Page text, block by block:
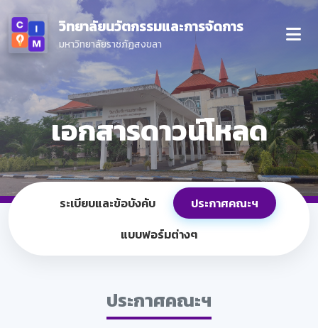
วิทยาลัยนวัตกรรมและการจัดการ
มหาวิทยาลัยราชภัฏสงขลา
เอกสารดาวน์โหลด
ระเบียบและข้อบังคับ
ประกาศคณะฯ
แบบฟอร์มต่างๆ
ประกาศคณะฯ